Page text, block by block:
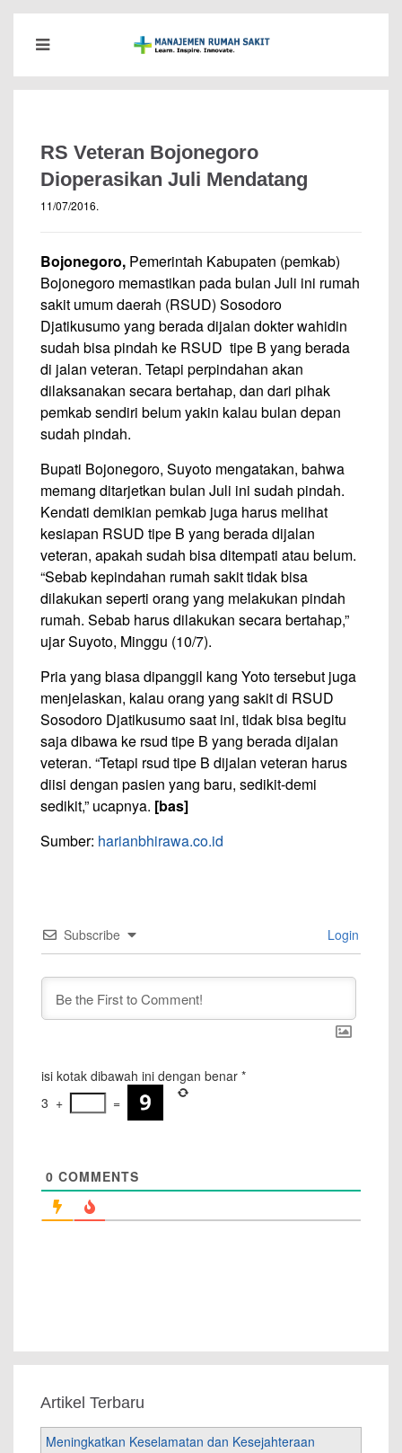
RS Veteran Bojonegoro
Dioperasikan Juli Mendatang
11/07/2016.
Bojonegoro, Pemerintah Kabupaten (pemkab)
Bojonegoro memastikan pada bulan Juli ini rumah
sakit umum daerah (RSUD) Sosodoro
Djatikusumo yang berada dijalan dokter wahidin
sudah bisa pindah ke RSUD tipe B yang berada
di jalan veteran. Tetapi perpindahan akan
dilaksanakan secara bertahap, dan dari pihak
pemkab sendiri belum yakin kalau bulan depan
sudah pindah.
Bupati Bojonegoro, Suyoto mengatakan, bahwa
memang ditarjetkan bulan Juli ini sudah pindah.
Kendati demikian pemkab juga harus melihat
kesiapan RSUD tipe B yang berada dijalan
veteran, apakah sudah bisa ditempati atau belum.
“Sebab kepindahan rumah sakit tidak bisa
dilakukan seperti orang yang melakukan pindah
rumah. Sebab harus dilakukan secara bertahap,”
ujar Suyoto, Minggu (10/7).
Pria yang biasa dipanggil kang Yoto tersebut juga
menjelaskan, kalau orang yang sakit di RSUD
Sosodoro Djatikusumo saat ini, tidak bisa begitu
saja dibawa ke rsud tipe B yang berada dijalan
veteran. “Tetapi rsud tipe B dijalan veteran harus
diisi dengan pasien yang baru, sedikit-demi
sedikit,” ucapnya. [bas]
Sumber: harianbhirawa.co.id
Subscribe Login
isi kotak dibawah ini dengan benar *
3 + =
0 COMMENTS
Artikel Terbaru
Meningkatkan Keselamatan dan Kesejahteraan